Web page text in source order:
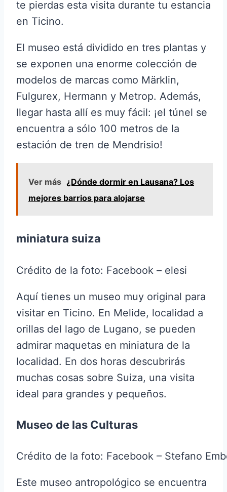
te pierdas esta visita durante tu estancia
en Ticino.
El museo está dividido en tres plantas y
se exponen una enorme colección de
modelos de marcas como Märklin,
Fulgurex, Hermann y Metrop. Además,
llegar hasta allí es muy fácil: ¡el túnel se
encuentra a sólo 100 metros de la
estación de tren de Mendrisio!
Ver más ¿Dónde dormir en Lausana? Los
mejores barrios para alojarse
miniatura suiza
Crédito de la foto: Facebook – elesi
Aquí tienes un museo muy original para
visitar en Ticino. En Melide, localidad a
orillas del lago de Lugano, se pueden
admirar maquetas en miniatura de la
localidad. En dos horas descubrirás
muchas cosas sobre Suiza, una visita
ideal para grandes y pequeños.
Museo de las Culturas
Crédito de la foto: Facebook – Stefano
Este museo antropológico se encuentra